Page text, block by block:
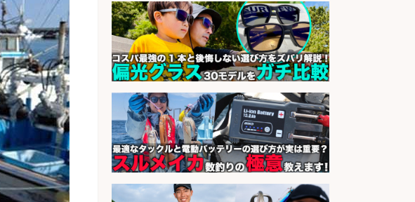
長候補/本物を知る大人の隠れ家!魚
の価値を上げ、地域を元気に!店長候
補募集
会社名 酒場あらかぶ 酒場あらかぶ
釣り具などの出荷作業～～/工場/製
造
会社名 UTグループ株式会社
sponsored by 求人ボックス